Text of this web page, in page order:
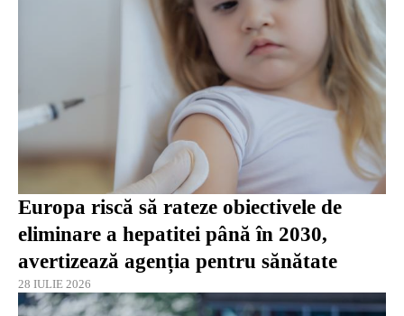
Europa riscă să rateze obiectivele de
eliminare a hepatitei până în 2030,
avertizează agenția pentru sănătate
28 IULIE 2026